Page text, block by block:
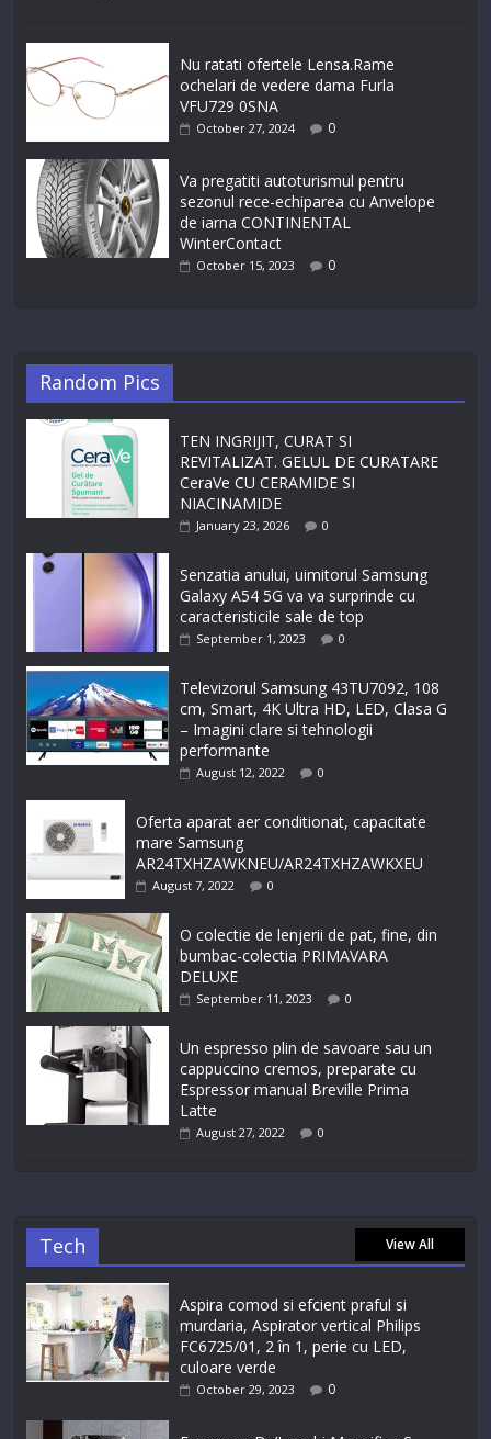
Nu ratati ofertele Lensa.Rame
ochelari de vedere dama Furla
VFU729 0SNA
October 27, 2024 0
Va pregatiti autoturismul pentru
sezonul rece-echiparea cu Anvelope
de iarna CONTINENTAL
WinterContact
October 15, 2023 0
Random Pics
TEN INGRIJIT, CURAT SI
REVITALIZAT. GELUL DE CURATARE
CeraVe CU CERAMIDE SI
NIACINAMIDE
January 23, 2026 0
Senzatia anului, uimitorul Samsung
Galaxy A54 5G va va surprinde cu
caracteristicile sale de top
September 1, 2023 0
Televizorul Samsung 43TU7092, 108
cm, Smart, 4K Ultra HD, LED, Clasa G
– Imagini clare si tehnologii
performante
August 12, 2022 0
Oferta aparat aer conditionat, capacitate
mare Samsung
AR24TXHZAWKNEU/AR24TXHZAWKXEU
August 7, 2022 0
O colectie de lenjerii de pat, fine, din
bumbac-colectia PRIMAVARA
DELUXE
September 11, 2023 0
Un espresso plin de savoare sau un
cappuccino cremos, preparate cu
Espressor manual Breville Prima
Latte
August 27, 2022 0
Tech View All
Aspira comod si efcient praful si
murdaria, Aspirator vertical Philips
FC6725/01, 2 în 1, perie cu LED,
culoare verde
October 29, 2023 0